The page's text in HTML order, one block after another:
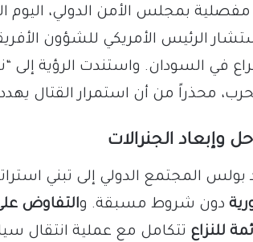
الرئيس الأمريكي للشؤون
في السودان. واستندت الرؤية
محذراً من أن استمرار القتال يهدد
وإبعاد الجنرالات
المجتمع الدولي إلى تبني
دون شروط مسبقة. والتفاوض
للنزاع تتكامل مع عملية انتقال